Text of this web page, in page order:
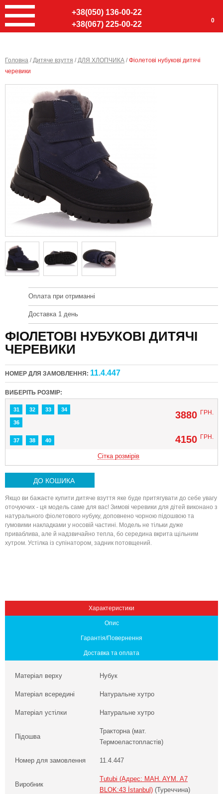
+38(050) 136-00-22
+38(067) 225-00-22
0
Головна /Дитяче взуття /ДЛЯ ХЛОПЧИКА /Фіолетові нубукові дитячі
черевики
Оплата при отриманні
Доставка 1 день
ФІОЛЕТОВІ НУБУКОВІ ДИТЯЧІ
ЧЕРЕВИКИ
НОМЕР ДЛЯ ЗАМОВЛЕННЯ: 11.4.447
ВИБЕРІТЬ РОЗМІР:
31 32 33 34
36
3880 ГРН.
37 38 40 4150 ГРН.
Сітка розмірів
ДО КОШИКА
Якщо ви бажаєте купити дитяче взуття яке буде притягувати до себе увагу
оточуючих - ця модель саме для вас! Зимові черевики для дітей виконано з
натурального фіолетового нубуку, доповнено чорною підошвою та
гумовими накладками у носовій частині. Модель не тільки дуже
приваблива, але й надзвичайно тепла, бо середина вкрита щільним
хутром. Устілка із супінатором, задник потовщений.
Характеристики
Опис
Гарантія/Повернення
Доставка та оплата
Матеріал верху Нубук
Матеріал всередині Натуральне хутро
Матеріал устілки Натуральне хутро
Підошва
Тракторна (мат.
Термоеластопластів)
Номер для замовлення 11.4.447
Виробник
Tutubi (Адрес: MAH. AYM. A7
BLOK:43 İstanbul) (Туреччина)